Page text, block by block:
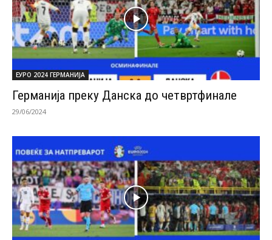
ЕУРО 2024 ГЕРМАНИЈА
Германија преку Данска до четвртфинале
29/06/2024